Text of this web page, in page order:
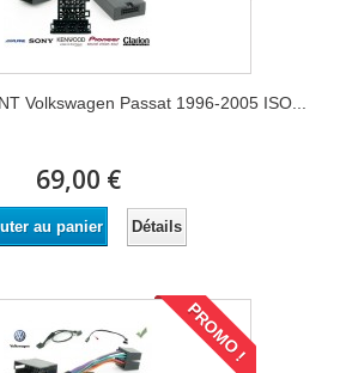
Volkswagen Passat 1996-2005 ISO...
69,00 €
au panier Détails
PROMO !